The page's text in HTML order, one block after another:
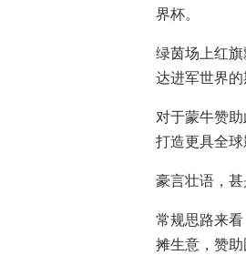
界杯。
绿茵场上红
达进军世界的
对于蒙牛赞
打造更具全球
豪言壮语，甚
常规思路来
摊生意，赞助